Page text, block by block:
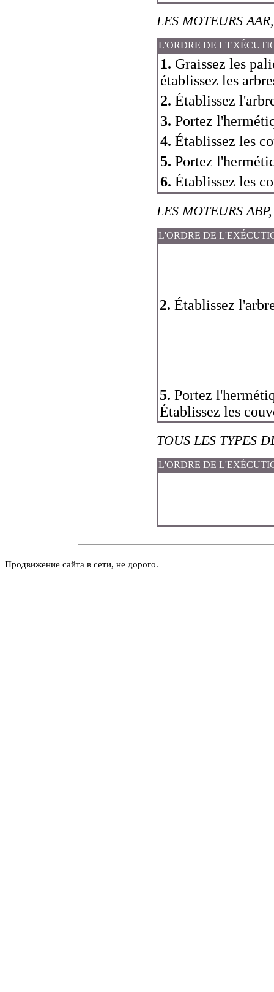
LES MOTEURS
L'ORDRE DE
1. Graissez les
établissez les
2. Établissez
3. Portez
4. Établissez les
5. Portez
6. Établissez les
LES MOTEURS ABP
L'ORDRE DE
2. Établissez
5. Portez
Établissez les
TOUS LES TYPES
L'ORDRE DE
Продвижение сайта в сети, не дорого.